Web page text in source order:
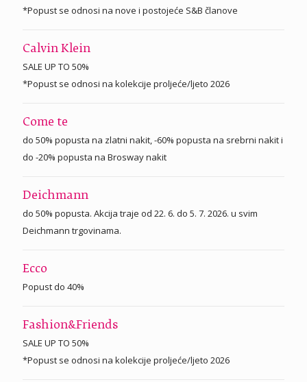
*Popust se odnosi na nove i postojeće S&B članove
Calvin Klein
SALE UP TO 50%
*Popust se odnosi na kolekcije proljeće/ljeto 2026
Come te
do 50% popusta na zlatni nakit, -60% popusta na srebrni nakit i
do -20% popusta na Brosway nakit
Deichmann
do 50% popusta. Akcija traje od 22. 6. do 5. 7. 2026. u svim
Deichmann trgovinama.
Ecco
Popust do 40%
Fashion&Friends
SALE UP TO 50%
*Popust se odnosi na kolekcije proljeće/ljeto 2026